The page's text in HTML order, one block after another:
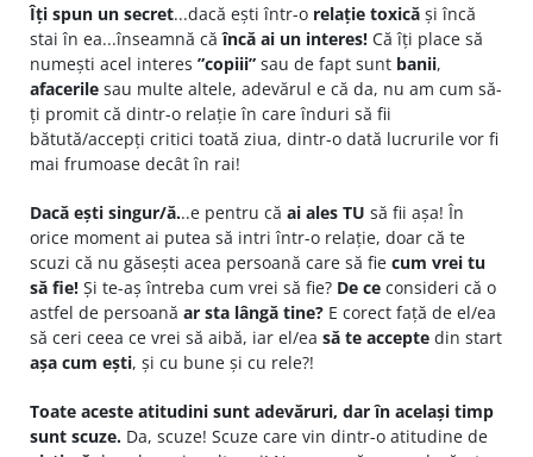
Îți spun un secret...dacă ești într-o relație toxică și încă
stai în ea...înseamnă căîncă ai un interes! Că îți place să
numești acel interes ”copiii” sau de fapt sunt banii,
afacerile sau multe altele, adevărul e că da, nu am cum să-
ți promit că dintr-o relație în care înduri să fii
bătută/accepți critici toată ziua, dintr-o dată lucrurile vor fi
mai frumoase decât în rai!
Dacă ești singur/ă...e pentru că ai ales TU să fii așa! În
orice moment ai putea să intri într-o relație, doar că te
scuzi că nu găsești acea persoană care să fie cum vrei tu
să fie! Și te-aș întreba cum vrei să fie? De ce consideri că o
astfel de persoană ar sta lângă tine? E corect față de el/ea
să ceri ceea ce vrei să aibă, iar el/ea să te accepte din start
așa cum ești, și cu bune și cu rele?!
Toate aceste atitudini sunt adevăruri, dar în același timp
sunt scuze. Da, scuze! Scuze care vin dintr-o atitudine de